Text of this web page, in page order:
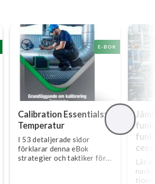
E-BOK
Calibration Essentials:
Temperatur
I 53 detaljerade sidor
förklarar denna eBok
strategier och taktiker för
Lär